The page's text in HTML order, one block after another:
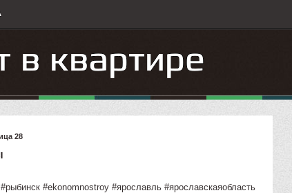
28
#ekonomnostroy #ярославль #ярославскаяобласть